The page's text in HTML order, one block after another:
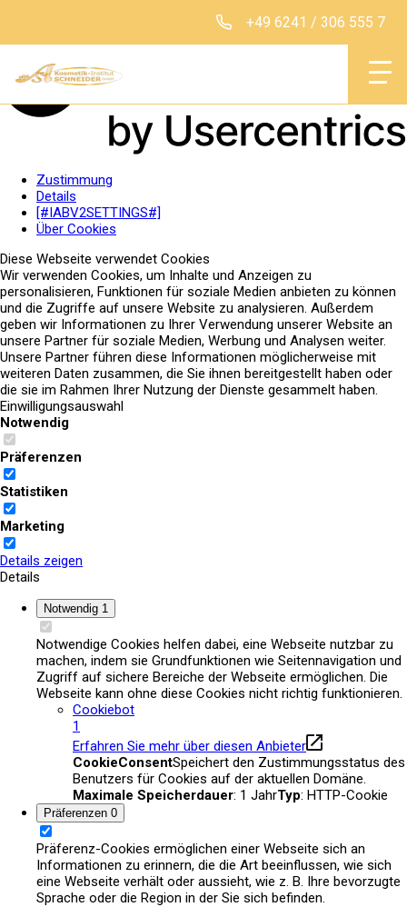
Zustimmung
Details
[#IABV2SETTINGS#]
Über Cookies
Diese Webseite verwendet Cookies
Wir verwenden Cookies, um Inhalte und Anzeigen zu
personalisieren, Funktionen für soziale Medien anbieten zu können
und die Zugriffe auf unsere Website zu analysieren. Außerdem
geben wir Informationen zu Ihrer Verwendung unserer Website an
unsere Partner für soziale Medien, Werbung und Analysen weiter.
Unsere Partner führen diese Informationen möglicherweise mit
weiteren Daten zusammen, die Sie ihnen bereitgestellt haben oder
die sie im Rahmen Ihrer Nutzung der Dienste gesammelt haben.
Einwilligungsauswahl
Notwendig
Präferenzen
Statistiken
Marketing
Details zeigen
Details
Notwendig 1
Notwendige Cookies helfen dabei, eine Webseite nutzbar zu
machen, indem sie Grundfunktionen wie Seitennavigation und
Zugriff auf sichere Bereiche der Webseite ermöglichen. Die
Webseite kann ohne diese Cookies nicht richtig funktionieren.
Cookiebot
1
Erfahren Sie mehr über diesen Anbieter
CookieConsentSpeichert den Zustimmungsstatus des
Benutzers für Cookies auf der aktuellen Domäne.
Maximale Speicherdauer: 1 JahrTyp: HTTP-Cookie
Präferenzen 0
Präferenz-Cookies ermöglichen einer Webseite sich an
Informationen zu erinnern, die die Art beeinflussen, wie sich
eine Webseite verhält oder aussieht, wie z. B. Ihre bevorzugte
Sprache oder die Region in der Sie sich befinden.
+49 6241 / 306 555 7
Produkte
Permanent Make-